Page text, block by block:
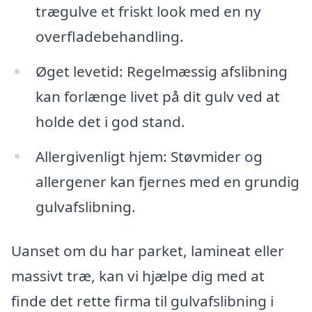
trægulve et friskt look med en ny
overfladebehandling.
Øget levetid: Regelmæssig afslibning
kan forlænge livet på dit gulv ved at
holde det i god stand.
Allergivenligt hjem: Støvmider og
allergener kan fjernes med en grundig
gulvafslibning.
Uanset om du har parket, lamineat eller
massivt træ, kan vi hjælpe dig med at
finde det rette firma til gulvafslibning i